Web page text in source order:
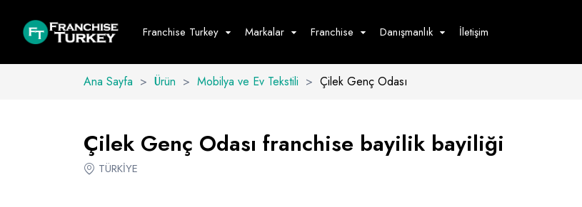
Franchise Turkey Markalar
Yiyecek - İçecek Hizmet
Hepsini Göster
Franchise Danışmanlık İletişim
Ana Sayfa > Ürün > Mobilya ve Ev Tekstili > Çilek Genç Odası
Çilek Genç Odası franchise bayilik bayiliği
TÜRKİYE